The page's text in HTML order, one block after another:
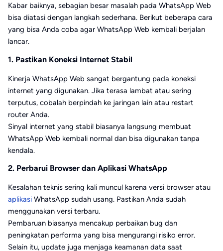
Kabar baiknya, sebagian besar masalah pada WhatsApp Web
bisa diatasi dengan langkah sederhana. Berikut beberapa cara
yang bisa Anda coba agar WhatsApp Web kembali berjalan
lancar.
1. Pastikan Koneksi Internet Stabil
Kinerja WhatsApp Web sangat bergantung pada koneksi
internet yang digunakan. Jika terasa lambat atau sering
terputus, cobalah berpindah ke jaringan lain atau restart
router Anda.
Sinyal internet yang stabil biasanya langsung membuat
WhatsApp Web kembali normal dan bisa digunakan tanpa
kendala.
2. Perbarui Browser dan Aplikasi WhatsApp
Kesalahan teknis sering kali muncul karena versi browser atau
aplikasi WhatsApp sudah usang. Pastikan Anda sudah
menggunakan versi terbaru.
Pembaruan biasanya mencakup perbaikan bug dan
peningkatan performa yang bisa mengurangi risiko error.
Selain itu, update juga menjaga keamanan data saat